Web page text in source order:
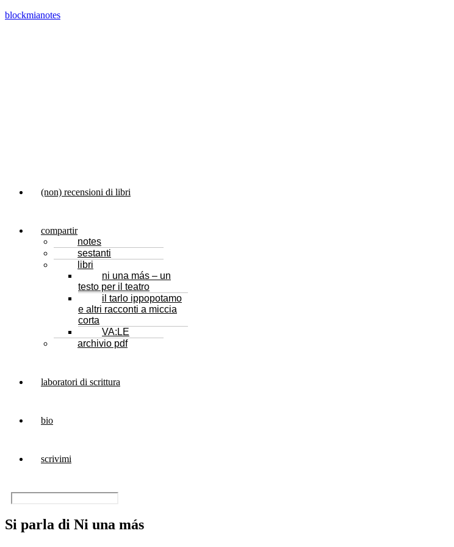
blockmianotes
Menu (non) recensioni di libri
compartir
notes
sestanti
libri
ni una más – un
testo per il teatro
il tarlo ippopotamo
e altri racconti a miccia
corta
VA:LE
archivio pdf
laboratori di scrittura
bio
scrivimi
Si parla di Ni una más